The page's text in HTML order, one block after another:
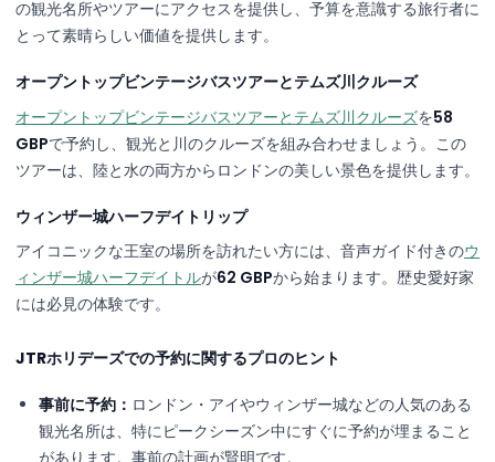
の観光名所やツアーにアクセスを提供し、予算を意識する旅行者に
とって素晴らしい価値を提供します。
オープントップビンテージバスツアーとテムズ川クルーズ
オープントップビンテージバスツアーとテムズ川クルーズを58
GBPで予約し、観光と川のクルーズを組み合わせましょう。この
ツアーは、陸と水の両方からロンドンの美しい景色を提供します。
ウィンザー城ハーフデイトリップ
アイコニックな王室の場所を訪れたい方には、音声ガイド付きのウ
ィンザー城ハーフデイトルが62 GBPから始まります。歴史愛好家
には必見の体験です。
JTRホリデーズでの予約に関するプロのヒント
事前に予約： ロンドン・アイやウィンザー城などの人気のある
観光名所は、特にピークシーズン中にすぐに予約が埋まること
があります。事前の計画が賢明です。